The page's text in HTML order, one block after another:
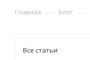
Главная — Блог —
Все статьи